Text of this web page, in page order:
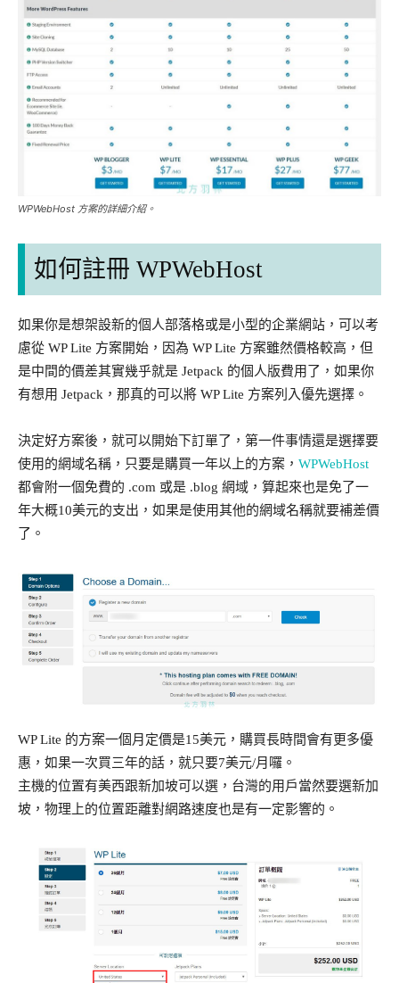
WPWebHost 方案的詳細介紹。
如何註冊 WPWebHost
如果你是想架設新的個人部落格或是小型的企業網站，可以考
慮從 WP Lite 方案開始，因為 WP Lite 方案雖然價格較高，但
是中間的價差其實幾乎就是 Jetpack 的個人版費用了，如果你
有想用 Jetpack，那真的可以將 WP Lite 方案列入優先選擇。
決定好方案後，就可以開始下訂單了，第一件事情還是選擇要
使用的網域名稱，只要是購買一年以上的方案， WPWebHost
都會附一個免費的 .com 或是 .blog 網域，算起來也是免了一
年大概10美元的支出，如果是使用其他的網域名稱就要補差價
了。
WP Lite 的方案一個月定價是15美元，購買長時間會有更多優
惠，如果一次買三年的話，就只要7美元/月囉。
主機的位置有美西跟新加坡可以選，台灣的用戶當然要選新加
坡，物理上的位置距離對網路速度也是有一定影響的。